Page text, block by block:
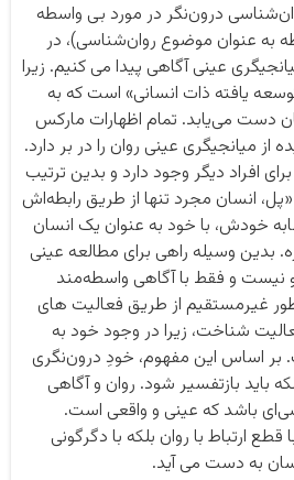
درون‌نگر در مورد بی واسطه
به عنوان موضوع روان‌شناسی)، در
عینی آگاهی پیدا می کنیم. زیرا
یافته ذات انسانی» است که به
دست می‌یابد. تمام اظهارات مارکس
از میانجیگری عینی روان را در بر دارد.
افراد دیگر وجود دارد و بدین ترتیب
انسان مجرد تنها از طریق رابطه‌اش
خودش، با خود به عنوان یک انسان
بدین وسیله راهی برای مطالعه عینی
نیست و فقط با آگاهی واسطه‌مند
غیرمستقیم از طریق فعالیت های
شناخت، زیرا در وجود خود به
اساس این مفهوم، خودِ درون‌نگری
باید بازتفسیر شود. روان و آگاهی
باشد که عینی و واقعی است.
ارتباط با روان بلکه با دگرگونی
به دست می آید.